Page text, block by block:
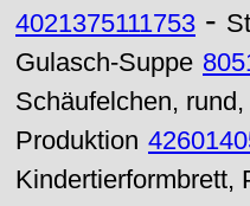
4021375111753 -
Gulasch-Suppe
Schäufelchen, rund,
Produktion
Kindertierformbrett,